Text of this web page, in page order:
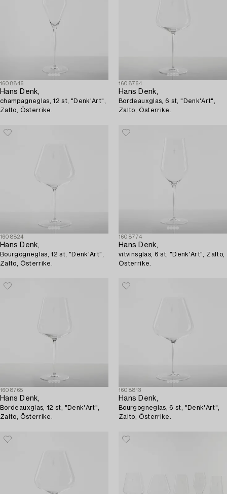
1608846
Hans Denk,
champagneglas, 12 st, "Denk'Art",
Zalto, Österrike.
1608764
Hans Denk,
Bordeauxglas, 6 st, "Denk'Art",
Zalto, Österrike.
1608824
Hans Denk,
Bourgogneglas, 12 st, "Denk'Art",
Zalto, Österrike.
1608774
Hans Denk,
vitvinsglas, 6 st, "Denk'Art", Zalto,
Österrike.
1608765
Hans Denk,
Bordeauxglas, 12 st, "Denk'Art",
Zalto, Österrike.
1608813
Hans Denk,
Bourgogneglas, 6 st, "Denk'Art",
Zalto, Österrike.